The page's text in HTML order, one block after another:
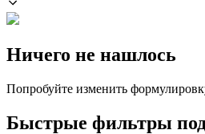
Ничего не нашлось
Попробуйте изменить
Быстрые фильтры